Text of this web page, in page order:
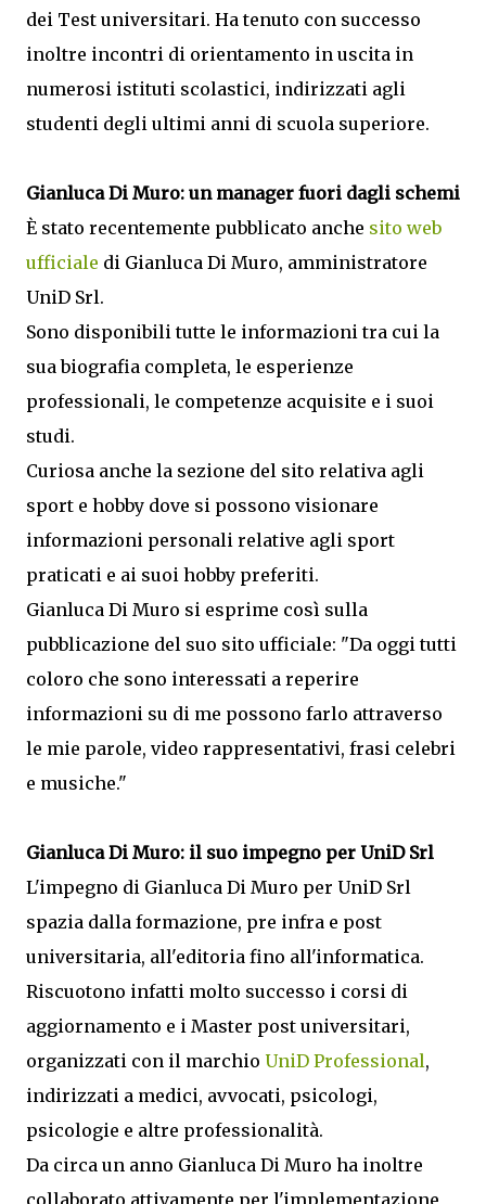
dei Test universitari. Ha tenuto con successo
inoltre incontri di orientamento in uscita in
numerosi istituti scolastici, indirizzati agli
studenti degli ultimi anni di scuola superiore.
Gianluca Di Muro: un manager fuori dagli schemi
È stato recentemente pubblicato anche sito web
ufficiale di Gianluca Di Muro, amministratore
UniD Srl.
Sono disponibili tutte le informazioni tra cui la
sua biografia completa, le esperienze
professionali, le competenze acquisite e i suoi
studi.
Curiosa anche la sezione del sito relativa agli
sport e hobby dove si possono visionare
informazioni personali relative agli sport
praticati e ai suoi hobby preferiti.
Gianluca Di Muro si esprime così sulla
pubblicazione del suo sito ufficiale: "Da oggi tutti
coloro che sono interessati a reperire
informazioni su di me possono farlo attraverso
le mie parole, video rappresentativi, frasi celebri
e musiche."
Gianluca Di Muro: il suo impegno per UniD Srl
L'impegno di Gianluca Di Muro per UniD Srl
spazia dalla formazione, pre infra e post
universitaria, all'editoria fino all'informatica.
Riscuotono infatti molto successo i corsi di
aggiornamento e i Master post universitari,
organizzati con il marchio UniD Professional,
indirizzati a medici, avvocati, psicologi,
psicologie e altre professionalità.
Da circa un anno Gianluca Di Muro ha inoltre
collaborato attivamente per l'implementazione